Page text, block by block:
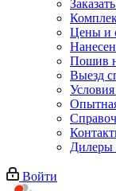
Цены и
Пошив
Выезд
Войти